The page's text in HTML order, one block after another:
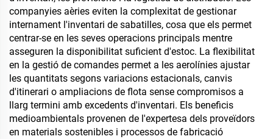
companyies aèries eviten la complexitat de gestionar
internament l'inventari de sabatilles, cosa que els permet
centrar-se en les seves operacions principals mentre
asseguren la disponibilitat suficient d'estoc. La flexibilitat
en la gestió de comandes permet a les aerolínies ajustar
les quantitats segons variacions estacionals, canvis
d'itinerari o ampliacions de flota sense compromisos a
llarg termini amb excedents d'inventari. Els beneficis
medioambientals provenen de l'expertesa dels proveïdors
en materials sostenibles i processos de fabricació